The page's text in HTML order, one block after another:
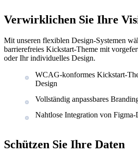
Verwirklichen Sie Ihre
Mit unseren flexiblen Design-Systemen
barrierefreies Kickstart-Theme mit
oder Ihr individuelles Design.
WCAG-konformes Kickstart-
Design
Vollständig anpassbares
Nahtlose Integration von Figma-
Schützen Sie Ihre Daten